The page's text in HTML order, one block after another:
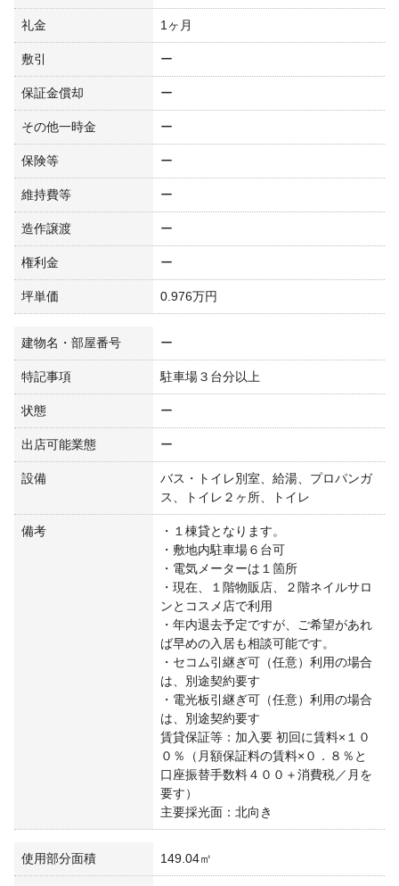
礼金 1ヶ月
敷引 ー
保証金償却 ー
その他一時金 ー
保険等 ー
維持費等 ー
造作譲渡 ー
権利金 ー
坪単価 0.976万円
建物名・部屋番号 ー
特記事項 駐車場３台分以上
状態 ー
出店可能業態 ー
設備
バス・トイレ別室、給湯、プロパンガ
ス、トイレ２ヶ所、トイレ
備考
・１棟貸となります。
・敷地内駐車場６台可
・電気メーターは１箇所
・現在、１階物販店、２階ネイルサロ
ンとコスメ店で利用
・年内退去予定ですが、ご希望があれ
ば早めの入居も相談可能です。
・セコム引継ぎ可（任意）利用の場合
は、別途契約要す
・電光板引継ぎ可（任意）利用の場合
は、別途契約要す
賃貸保証等：加入要 初回に賃料×１０
０％（月額保証料の賃料×０．８％と
口座振替手数料４００＋消費税／月を
要す）
主要採光面：北向き
使用部分面積 149.04㎡